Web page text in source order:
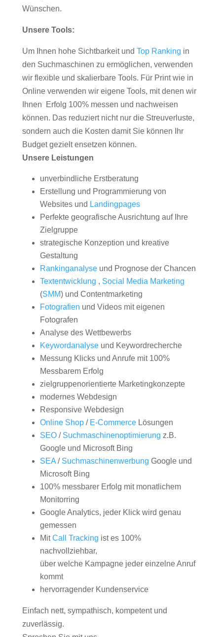
Wünschen.
Unsere Tools:
Um Ihnen hohe Sichtbarkeit und Top Ranking in
den Suchmaschinen zu ermöglichen, verwenden
wir flexible und skalierbare Tools. Für Print wie in
Online verwenden wir eigene Tools, mit denen wir
Ihnen Erfolg 100% messen und nachweisen
können. Das reduziert nicht nur die Streuverluste,
sondern auch die Kosten damit Sie können Ihr
Budget gezielt ensetzen können.
Unsere Leistungen
unverbindliche Erstberatung
Erstellung und Programmierung von
Websites und Landingpages
Perfekte geografische Ausrichtung auf Ihre
Zielgruppe
strategische Konzeption und kreative
Gestaltung
Rankinganalyseund Prognose der Chancen
Textentwicklung , Social Media Marketing
(SMM) und Contentmarketing
Fotografien und Videos mit eigenen
Fotografen
Analyse des Wettbewerbs
Keywordanalyseund Keywordrecherche
Messung Klicks und Anrufe mit 100%
Messbarem Erfolg
zielgruppenorientierte Marketingkonzepte
modernes Webdesign
Responsive Webdesign
Online Shop/ E-CommerceLösungen
SEO/ Suchmaschinenoptimierung z.B.
Google und Microsoft Bing
SEA/ Suchmaschinenwerbung Google und
Microsoft Bing
100% messbarer Erfolg mit monatlichem
Monitorring
Google Analytics, jeder Klick wird genau
gemessen
MitCall Tracking ist es 100%
nachvollziehbar,
über welche Kampagne jeder einzelne Anruf
kommt
hervorragender Kundenservice
Einfach nett, sympathisch, kompetent und
zuverlässig.